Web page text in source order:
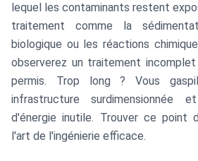
lequel les contaminants restent
traitement comme la
biologique ou les réactions
observerez un traitement
permis. Trop long ? Vous
infrastructure surdimensionnée
d'énergie inutile. Trouver ce point
l'art de l'ingénierie efficace.